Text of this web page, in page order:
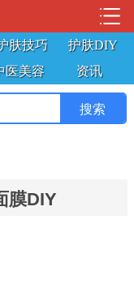
肤技巧
护肤DIY
医美容 资讯
膜DIY